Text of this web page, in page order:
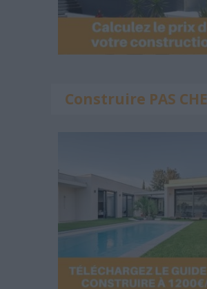
Construire PAS